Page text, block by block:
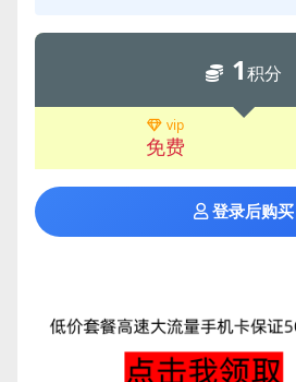
1积分
vip
免费
登录后购买